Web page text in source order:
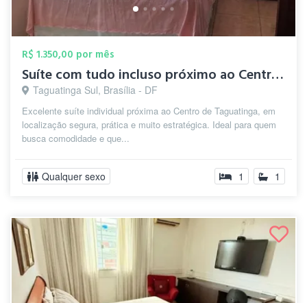
R$ 1.350,00 por mês
Suíte com tudo incluso próximo ao Centro...
Taguatinga Sul, Brasília - DF
Excelente suíte individual próxima ao Centro de Taguatinga, em
localização segura, prática e muito estratégica. Ideal para quem
busca comodidade e que...
Qualquer sexo 1 1